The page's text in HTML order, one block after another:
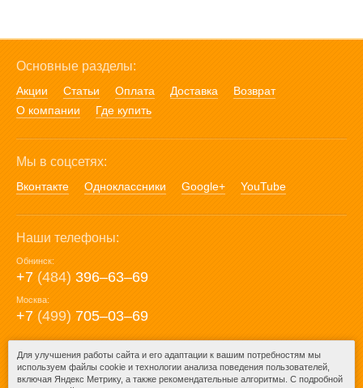
Основные разделы:
Акции Статьи Оплата Доставка
Возврат
О компании
Где купить
Мы в соцсетях:
Вконтакте Одноклассники Google+ YouTube
Наши телефоны:
Обнинск:
+7 (484) 396‒63‒69
Москва:
+7 (499) 705‒03‒69
E-mail:
mail@posuda40.ru
Для улучшения работы сайта и его адаптации к вашим потребностям мы
используем файлы cookie и технологии анализа поведения пользователей,
включая Яндекс Метрику, а также рекомендательные алгоритмы. С подробной